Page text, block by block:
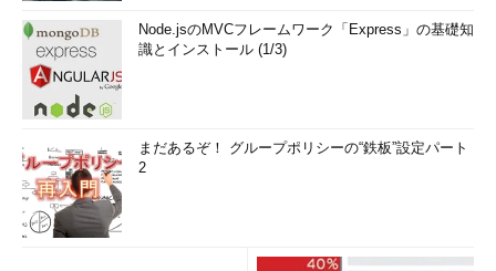
（出所：Gartner）
私たちは、仕事をする理由がエンドユーザーのために問題を解
決することであることを忘れる場合がある。リモートで働くと、
プロダクトチームとチームがサポートする人々とを隔てる障壁が
Node.jsのMVCフレームワーク「Express」の基礎知
識とインストール (1/3)
まだあるぞ！ グループポリシーの“鉄板”設定パート
2